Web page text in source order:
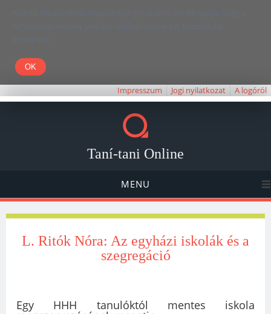
Kedves Olvasó! Weboldalunk böngészésével Ön elfogadja, hogy a
felhasználói élmény javítása céljából cookie-kat használunk.
Köszönjük!
Impresszum Jogi nyilatkozat A logóról
Taní-tani Online
MENU
L. Ritók Nóra: Az egyházi iskolák és a
szegregáció
Egy HHH tanulóktól mentes iskola